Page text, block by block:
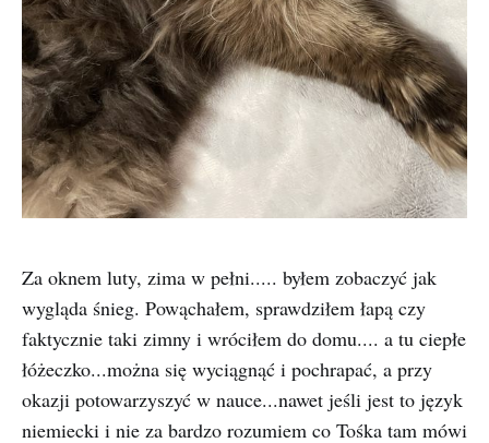
Za oknem luty, zima w pełni..... byłem zobaczyć jak
wygląda śnieg. Powąchałem, sprawdziłem łapą czy
faktycznie taki zimny i wróciłem do domu.... a tu ciepłe
łóżeczko...można się wyciągnąć i pochrapać, a przy
okazji potowarzyszyć w nauce...nawet jeśli jest to język
niemiecki i nie za bardzo rozumiem co Tośka tam mówi